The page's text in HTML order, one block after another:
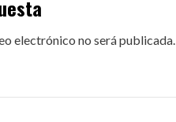
electrónico no será publicada.